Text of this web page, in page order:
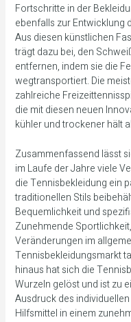
Fortschritte in der
ebenfalls zur Entwicklung
Aus diesen künstlichen
trägt dazu bei, den
entfernen, indem sie die
wegtransportiert. Die
zahlreiche
die mit diesen neuen
kühler und trockener hält
Zusammenfassend lässt
im Laufe der Jahre viele
die Tennisbekleidung ein
traditionellen Stils
Bequemlichkeit und
Zunehmende
Veränderungen im
Tennisbekleidungsmarkt
hinaus hat sich die
Wurzeln gelöst und ist zu
Ausdruck des
Hilfsmittel in einem